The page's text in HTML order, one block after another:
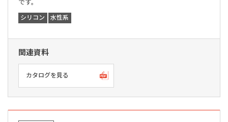
です。
シリコン 水性系
関連資料
カタログを見る